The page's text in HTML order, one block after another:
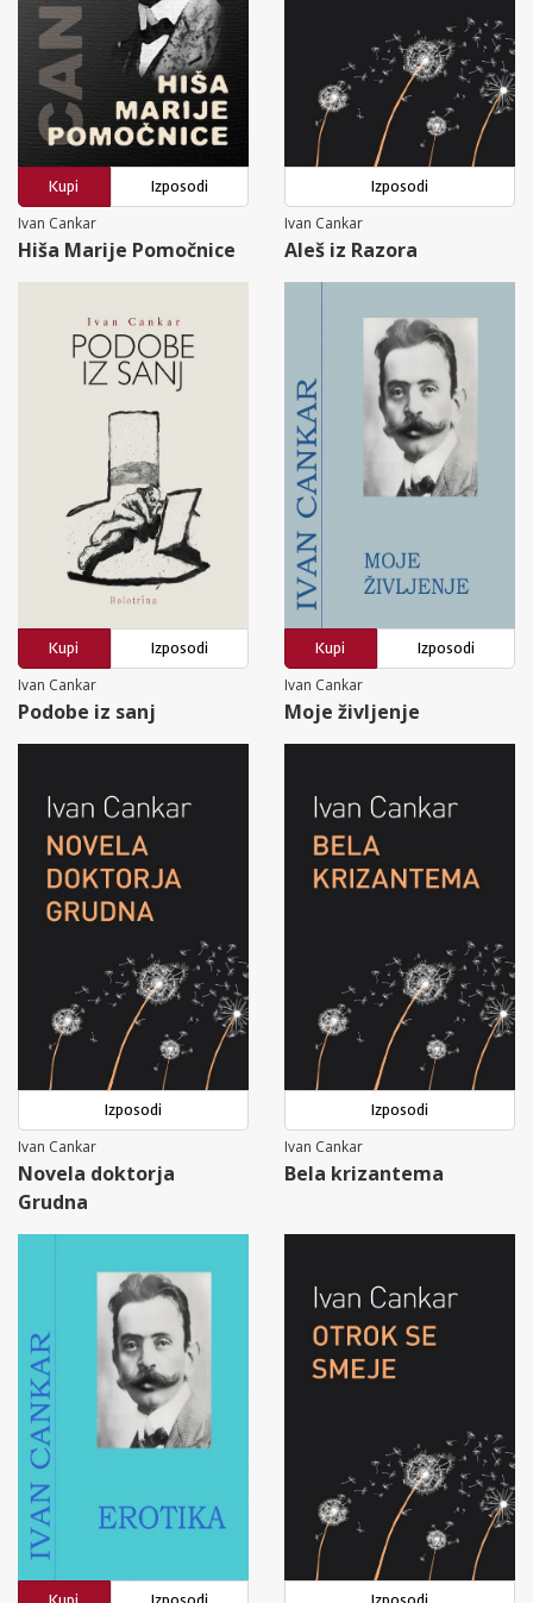
Kupi
Izposodi
Ivan Cankar
Hiša Marije Pomočnice
Izposodi
Ivan Cankar
Aleš iz Razora
Kupi
Izposodi
Ivan Cankar
Podobe iz sanj
Kupi
Izposodi
Ivan Cankar
Moje življenje
Izposodi
Ivan Cankar
Novela doktorja
Grudna
Izposodi
Ivan Cankar
Bela krizantema